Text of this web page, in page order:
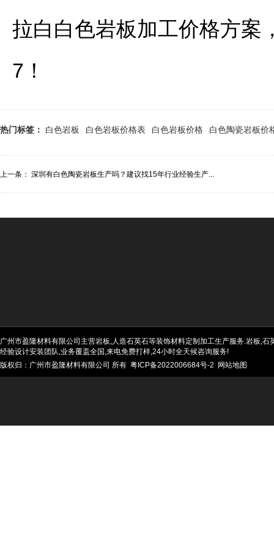
拉白白色岩板加工价格方案
7！
热门标签： 白色岩板 白色岩板价格表 白色岩板价格 白色陶瓷岩板价
上一条： 深圳有白色陶瓷岩板生产吗？建议找15年行业经验生产...
广州市盈隆材料有限公司主营岩板,人造石英石等装饰材料定制加工生产服务.岩板,
经验设计安装团队,业务覆盖全国,来电免费打样,24小时全天候咨询服务!
版权归：广州市盈隆材料有限公司 所有 粤ICP备2022006684号-2 网站地图